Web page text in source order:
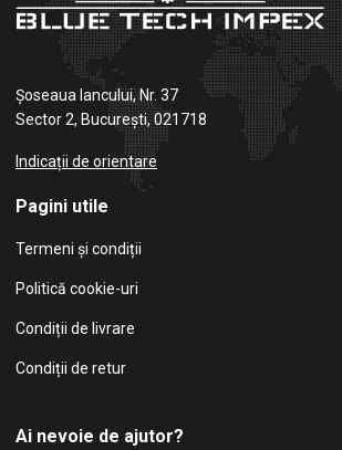
Șoseaua Iancului, Nr. 37
Sector 2, București, 021718
Indicații de orientare
Pagini utile
Termeni și condiții
Politică cookie-uri
Condiții de livrare
Condiții de retur
Ai nevoie de ajutor?